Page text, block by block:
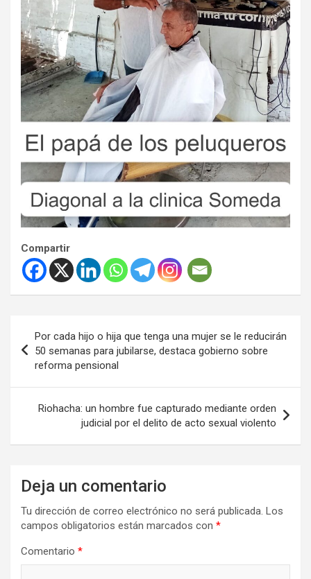
Compartir
de
entradas
Por cada hijo o hija que tenga una mujer se le reducirán
50 semanas para jubilarse, destaca gobierno sobre
reforma pensional
Riohacha: un hombre fue capturado mediante orden
judicial por el delito de acto sexual violento
Deja un comentario
Tu dirección de correo electrónico no será publicada. Los
campos obligatorios están marcados con *
Comentario *